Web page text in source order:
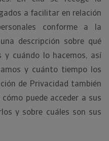
a facilitar en relación
conforme a la
descripción sobre qué
y cuándo lo hacemos, así
y cuánto tiempo los
de Privacidad también
puede acceder a sus
y sobre cuáles son sus